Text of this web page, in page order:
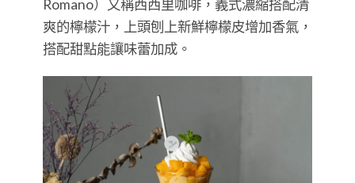
Romano）又稱西西里咖啡，義式濃縮搭配清
爽的檸檬汁，上頭刨上新鮮檸檬皮增加香氣，
搭配甜點能讓味蕾加成。